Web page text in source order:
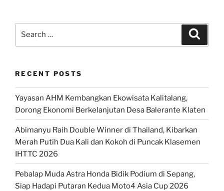
RECENT POSTS
Yayasan AHM Kembangkan Ekowisata Kalitalang,
Dorong Ekonomi Berkelanjutan Desa Balerante Klaten
Abimanyu Raih Double Winner di Thailand, Kibarkan
Merah Putih Dua Kali dan Kokoh di Puncak Klasemen
IHTTC 2026
Pebalap Muda Astra Honda Bidik Podium di Sepang,
Siap Hadapi Putaran Kedua Moto4 Asia Cup 2026